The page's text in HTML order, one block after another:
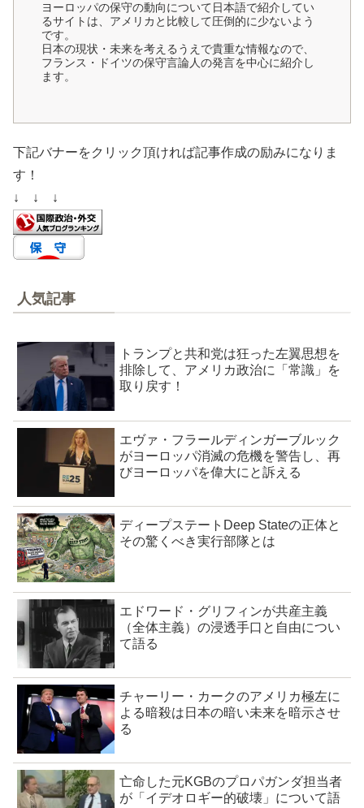
ヨーロッパの保守の動向について日本語で紹介してい
るサイトは、アメリカと比較して圧倒的に少ないよう
です。
日本の現状・未来を考えるうえで貴重な情報なので、
フランス・ドイツの保守言論人の発言を中心に紹介し
ます。
下記バナーをクリック頂ければ記事作成の励みになりま
す！
↓ ↓ ↓
人気記事
トランプと共和党は狂った左翼思想を
排除して、アメリカ政治に「常識」を
取り戻す！
エヴァ・フラールディンガーブルック
がヨーロッパ消滅の危機を警告し、再
びヨーロッパを偉大にと訴える
ディープステートDeep Stateの正体と
その驚くべき実行部隊とは
エドワード・グリフィンが共産主義
（全体主義）の浸透手口と自由につい
て語る
チャーリー・カークのアメリカ極左に
よる暗殺は日本の暗い未来を暗示させ
る
亡命した元KGBのプロパガンダ担当者
が「イデオロギー的破壊」について語